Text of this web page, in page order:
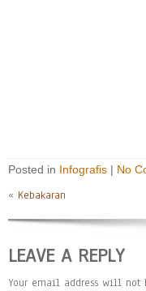
Posted in Infografis | No
« Kebakaran
LEAVE A REPLY
Your email address will not